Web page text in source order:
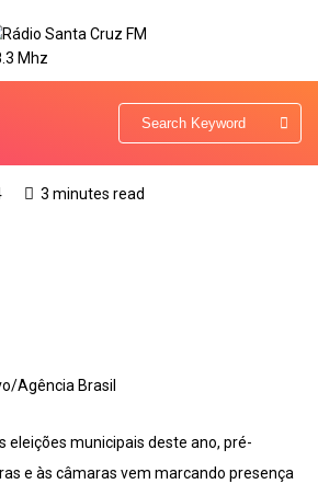
3 minutes read
Agência Brasil
eleições municipais deste ano, pré-
e às câmaras vem marcando presença